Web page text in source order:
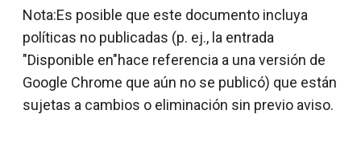
Nota:Es posible que este documento incluya
políticas no publicadas (p. ej., la entrada
"Disponible en"hace referencia a una versión de
Google Chrome que aún no se publicó) que están
sujetas a cambios o eliminación sin previo aviso.